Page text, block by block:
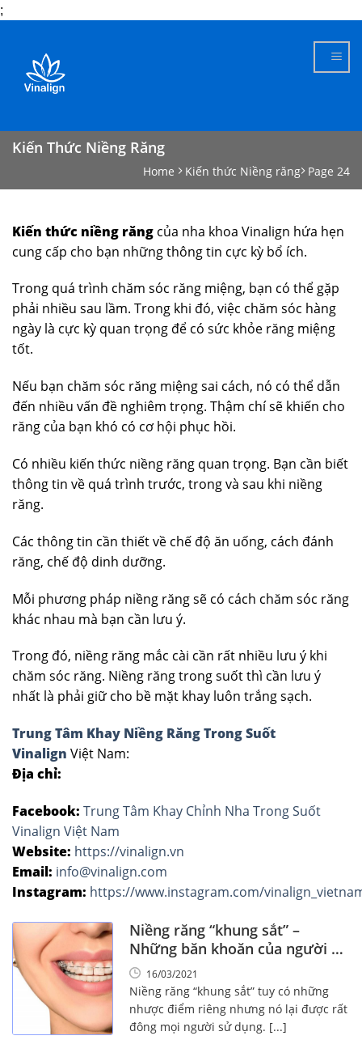
;
content
Kiến Thức Niềng Răng
Home Kiến thức Niềng răng Page 24
Kiến thức niềng răng của nha khoa Vinalign hứa hẹn
cung cấp cho bạn những thông tin cực kỳ bổ ích.
Trong quá trình chăm sóc răng miệng, bạn có thể gặp
phải nhiều sau lầm. Trong khi đó, việc chăm sóc hàng
ngày là cực kỳ quan trọng để có sức khỏe răng miệng
tốt.
Nếu bạn chăm sóc răng miệng sai cách, nó có thể dẫn
đến nhiều vấn đề nghiêm trọng. Thậm chí sẽ khiến cho
răng của bạn khó có cơ hội phục hồi.
Có nhiều kiến thức niềng răng quan trọng. Bạn cần biết
thông tin về quá trình trước, trong và sau khi niềng
răng.
Các thông tin cần thiết về chế độ ăn uống, cách đánh
răng, chế độ dinh dưỡng.
Mỗi phương pháp niềng răng sẽ có cách chăm sóc răng
khác nhau mà bạn cần lưu ý.
Trong đó, niềng răng mắc cài cần rất nhiều lưu ý khi
chăm sóc răng. Niềng răng trong suốt thì cần lưu ý
nhất là phải giữ cho bề mặt khay luôn trắng sạch.
Trung Tâm Khay Niềng Răng Trong Suốt
Vinalign Việt Nam:
Địa chỉ:
Facebook: Trung Tâm Khay Chỉnh Nha Trong Suốt
Vinalign Việt Nam
Website: https://vinalign.vn
Email: info@vinalign.com
Instagram: https://www.instagram.com/
Niềng răng “khung sắt” –
Những băn khoăn của người sử
dụng!
16/03/2021
Niềng răng “khung sắt” tuy có những
nhược điểm riêng nhưng nó lại được rất
đông mọi người sử dụng. [...]